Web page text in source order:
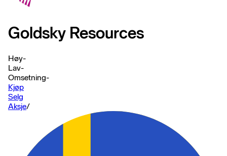
Goldsky Resources
Høy-
Lav-
Omsetning-
Kjøp
Selg
Aksje/